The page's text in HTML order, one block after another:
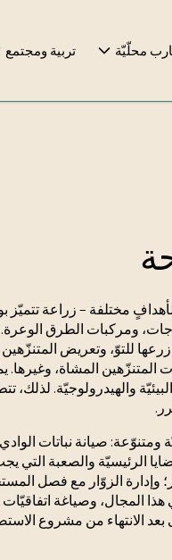
محلّيّة تربية ومجتمع
مختلفة – زراعة تتميّز
ومركبات الطرق
للتوّ، وتعريض
المشاة، وغيرها.
والهيدرولوجيّة. لذلك،
صيانة نباتات
الرئيسيّة والصعبة التي
وإدارة الزوّار مع فصل
المجال، وصياغة
الانتهاء من مشروع